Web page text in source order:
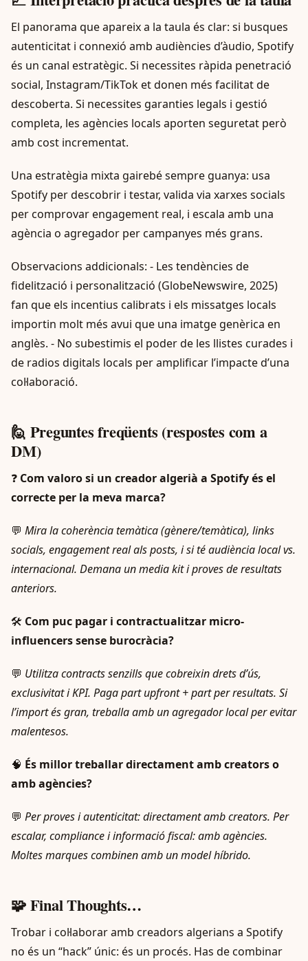
El panorama que apareix a la taula és clar: si busques
autenticitat i connexió amb audiències d’àudio, Spotify
és un canal estratègic. Si necessites ràpida penetració
social, Instagram/TikTok et donen més facilitat de
descoberta. Si necessites garanties legals i gestió
completa, les agències locals aporten seguretat però
amb cost incrementat.
Una estratègia mixta gairebé sempre guanya: usa
Spotify per descobrir i testar, valida via xarxes socials
per comprovar engagement real, i escala amb una
agència o agregador per campanyes més grans.
Observacions addicionals: - Les tendències de
fidelització i personalització (GlobeNewswire, 2025)
fan que els incentius calibrats i els missatges locals
importin molt més avui que una imatge genèrica en
anglès. - No subestimis el poder de les llistes curades i
de radios digitals locals per amplificar l’impacte d’una
col·laboració.
🙋 Preguntes freqüents (respostes com a
DM)
❓ Com valoro si un creador algerià a Spotify és el
correcte per la meva marca?
💬 Mira la coherència temàtica (gènere/temàtica), links
socials, engagement real als posts, i si té audiència local vs.
internacional. Demana un media kit i proves de resultats
anteriors.
🛠️ Com puc pagar i contractualitzar micro-
influencers sense burocràcia?
💬 Utilitza contracts senzills que cobreixin drets d’ús,
exclusivitat i KPI. Paga part upfront + part per resultats. Si
l’import és gran, treballa amb un agregador local per evitar
malentesos.
🧠 És millor treballar directament amb creators o
amb agències?
💬 Per proves i autenticitat: directament amb creators. Per
escalar, compliance i informació fiscal: amb agències.
Moltes marques combinen amb un model híbrido.
🧩 Final Thoughts…
Trobar i col·laborar amb creadors algerians a Spotify
no és un “hack” únic: és un procés. Has de combinar